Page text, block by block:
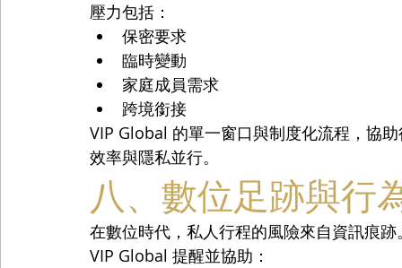
壓力包括：
保密要求
臨時變動
家庭成員需求
跨境銜接
VIP Global 的單一窗口與制度化流程，協
效率與隱私並行。
八、數位足跡與行
在數位時代，私人行程的風險來自資訊痕跡
VIP Global 提醒並協助：